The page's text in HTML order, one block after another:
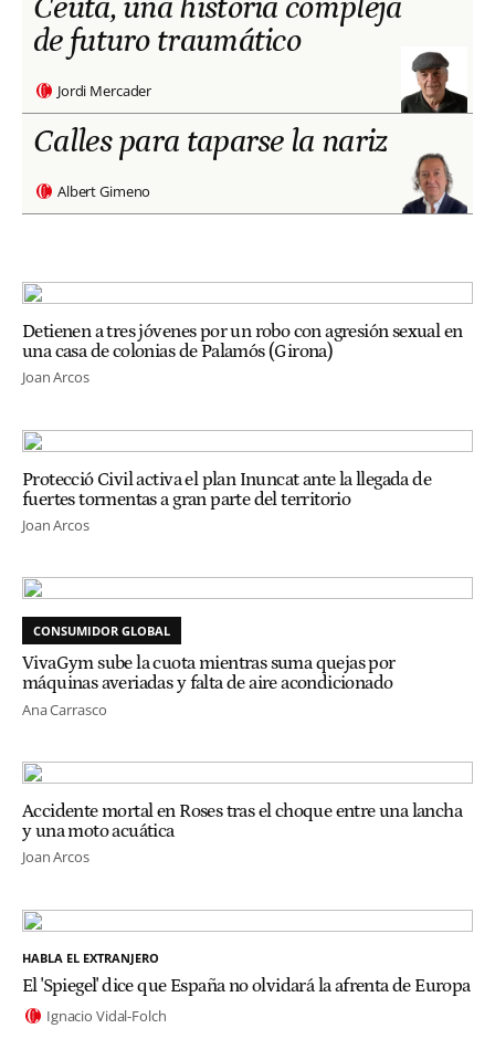
Ceuta, una historia compleja
de futuro traumático
Jordi Mercader
Calles para taparse la nariz
Albert Gimeno
Detienen a tres jóvenes por un robo con agresión sexual en
una casa de colonias de Palamós (Girona)
Joan Arcos
Protecció Civil activa el plan Inuncat ante la llegada de
fuertes tormentas a gran parte del territorio
Joan Arcos
CONSUMIDOR GLOBAL
VivaGym sube la cuota mientras suma quejas por
máquinas averiadas y falta de aire acondicionado
Ana Carrasco
Accidente mortal en Roses tras el choque entre una lancha
y una moto acuática
Joan Arcos
HABLA EL EXTRANJERO
El 'Spiegel' dice que España no olvidará la afrenta de Europa
Ignacio Vidal-Folch